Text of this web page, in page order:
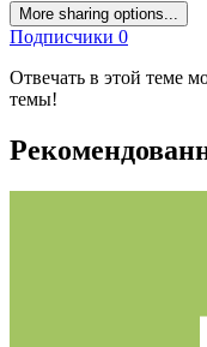
More sharing options...
Подписчики 0
Отвечать в этой теме
темы!